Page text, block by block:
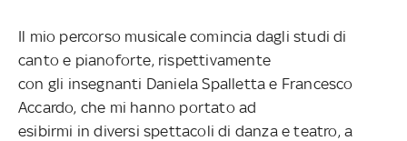
Il mio percorso musicale comincia dagli studi di
canto e pianoforte, rispettivamente
con gli insegnanti Daniela Spalletta e Francesco
Accardo, che mi hanno portato ad
esibirmi in diversi spettacoli di danza e teatro, a